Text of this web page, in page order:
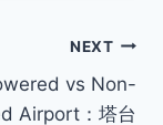
NEXT
vs Non-
Airport：塔台